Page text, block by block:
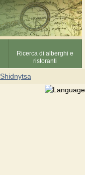
Ricerca di alberghi e
ristoranti
Shidnytsa